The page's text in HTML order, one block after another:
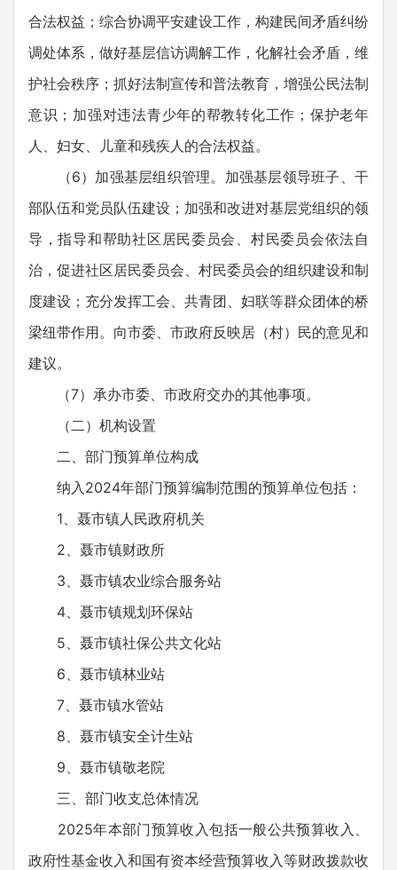
合法权益；综合协调平安建设工作，构建民间矛盾纠纷
调处体系，做好基层信访调解工作，化解社会矛盾，维
护社会秩序；抓好法制宣传和普法教育，增强公民法制
意识；加强对违法青少年的帮教转化工作；保护老年
人、妇女、儿童和残疾人的合法权益。
（6）加强基层组织管理。加强基层领导班子、干
部队伍和党员队伍建设；加强和改进对基层党组织的领
导，指导和帮助社区居民委员会、村民委员会依法自
治，促进社区居民委员会、村民委员会的组织建设和制
度建设；充分发挥工会、共青团、妇联等群众团体的桥
梁纽带作用。向市委、市政府反映居（村）民的意见和
建议。
（7）承办市委、市政府交办的其他事项。
（二）机构设置
二、部门预算单位构成
纳入2024年部门预算编制范围的预算单位包括：
1、聂市镇人民政府机关
2、聂市镇财政所
3、聂市镇农业综合服务站
4、聂市镇规划环保站
5、聂市镇社保公共文化站
6、聂市镇林业站
7、聂市镇水管站
8、聂市镇安全计生站
9、聂市镇敬老院
三、部门收支总体情况
2025年本部门预算收入包括一般公共预算收入、
政府性基金收入和国有资本经营预算收入等财政拨款收